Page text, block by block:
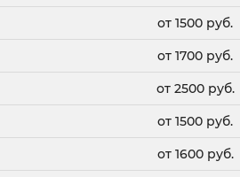
от 1500 руб.
от 1700 руб.
от 2500 руб.
от 1500 руб.
от 1600 руб.